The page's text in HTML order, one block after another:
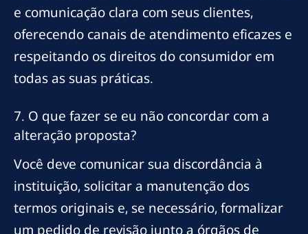
e comunicação clara com seus clientes,
oferecendo canais de atendimento eficazes e
respeitando os direitos do consumidor em
todas as suas práticas.
7. O que fazer se eu não concordar com a
alteração proposta?
Você deve comunicar sua discordância à
instituição, solicitar a manutenção dos
termos originais e, se necessário, formalizar
um pedido de revisão junto a órgãos de